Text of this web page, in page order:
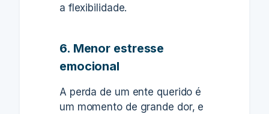
a flexibilidade.
6. Menor estresse
emocional
A perda de um ente querido é
um momento de grande dor, e